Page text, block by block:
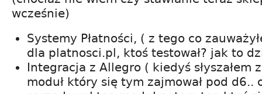
wcześnie)
Systemy Płatności, ( z tego co
dla platnosci.pl, ktoś testował? jak to
Integracja z Allegro ( kiedyś słyszałem
moduł który się tym zajmował pod d6..